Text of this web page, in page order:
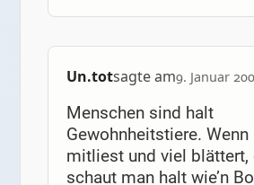
Un.totsagte am9. Januar
Menschen sind halt
Gewohnheitstiere.
mitliest und viel blättert,
schaut man halt wie’n